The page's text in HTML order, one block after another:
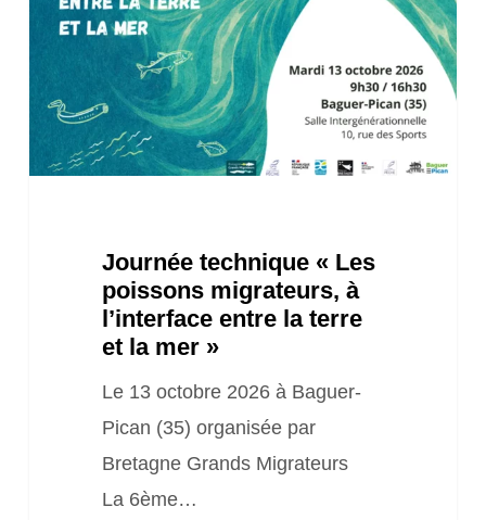
poissons
l’interface
entre
Journée technique « Les
poissons migrateurs, à
l’interface entre la terre
et la mer »
Le 13 octobre 2026 à Baguer-
Pican (35) organisée par
Bretagne Grands Migrateurs
La 6ème…